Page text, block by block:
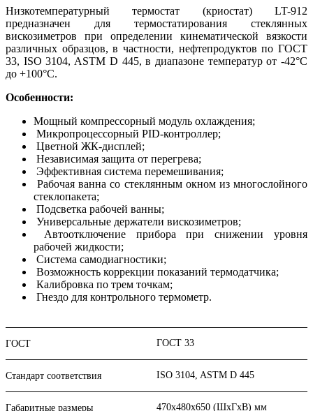
Низкотемпературный термостат (криостат) LT-912
предназначен для термостатирования стеклянных
вискозиметров при определении кинематической вязкости
различных образцов, в частности, нефтепродуктов по ГОСТ
33, ISO 3104, ASTM D 445, в диапазоне температур от -42°С
до +100°С.
Особенности:
Мощный компрессорный модуль охлаждения;
Микропроцессорный PID-контроллер;
Цветной ЖК-дисплей;
Независимая защита от перегрева;
Эффективная система перемешивания;
Рабочая ванна со стеклянным окном из многослойного
стеклопакета;
Подсветка рабочей ванны;
Универсальные держатели вискозиметров;
Автоотключение прибора при снижении уровня
рабочей жидкости;
Система самодиагностики;
Возможность коррекции показаний термодатчика;
Калибровка по трем точкам;
Гнездо для контрольного термометр.
ГОСТ ГОСТ 33
Стандарт соответствия ISO 3104, ASTM D 445
Габаритные размеры 470х480х650 (ШхГхВ) мм